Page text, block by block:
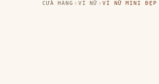
CỬA HÀNG VÍ NỮ VÍ NỮ MINI ĐẸP